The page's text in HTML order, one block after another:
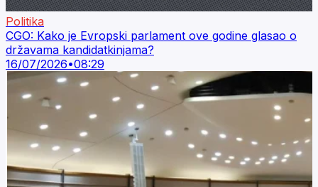
Politika
CGO: Kako je Evropski parlament ove godine glasao o
državama kandidatkinjama?
16/07/2026•08:29